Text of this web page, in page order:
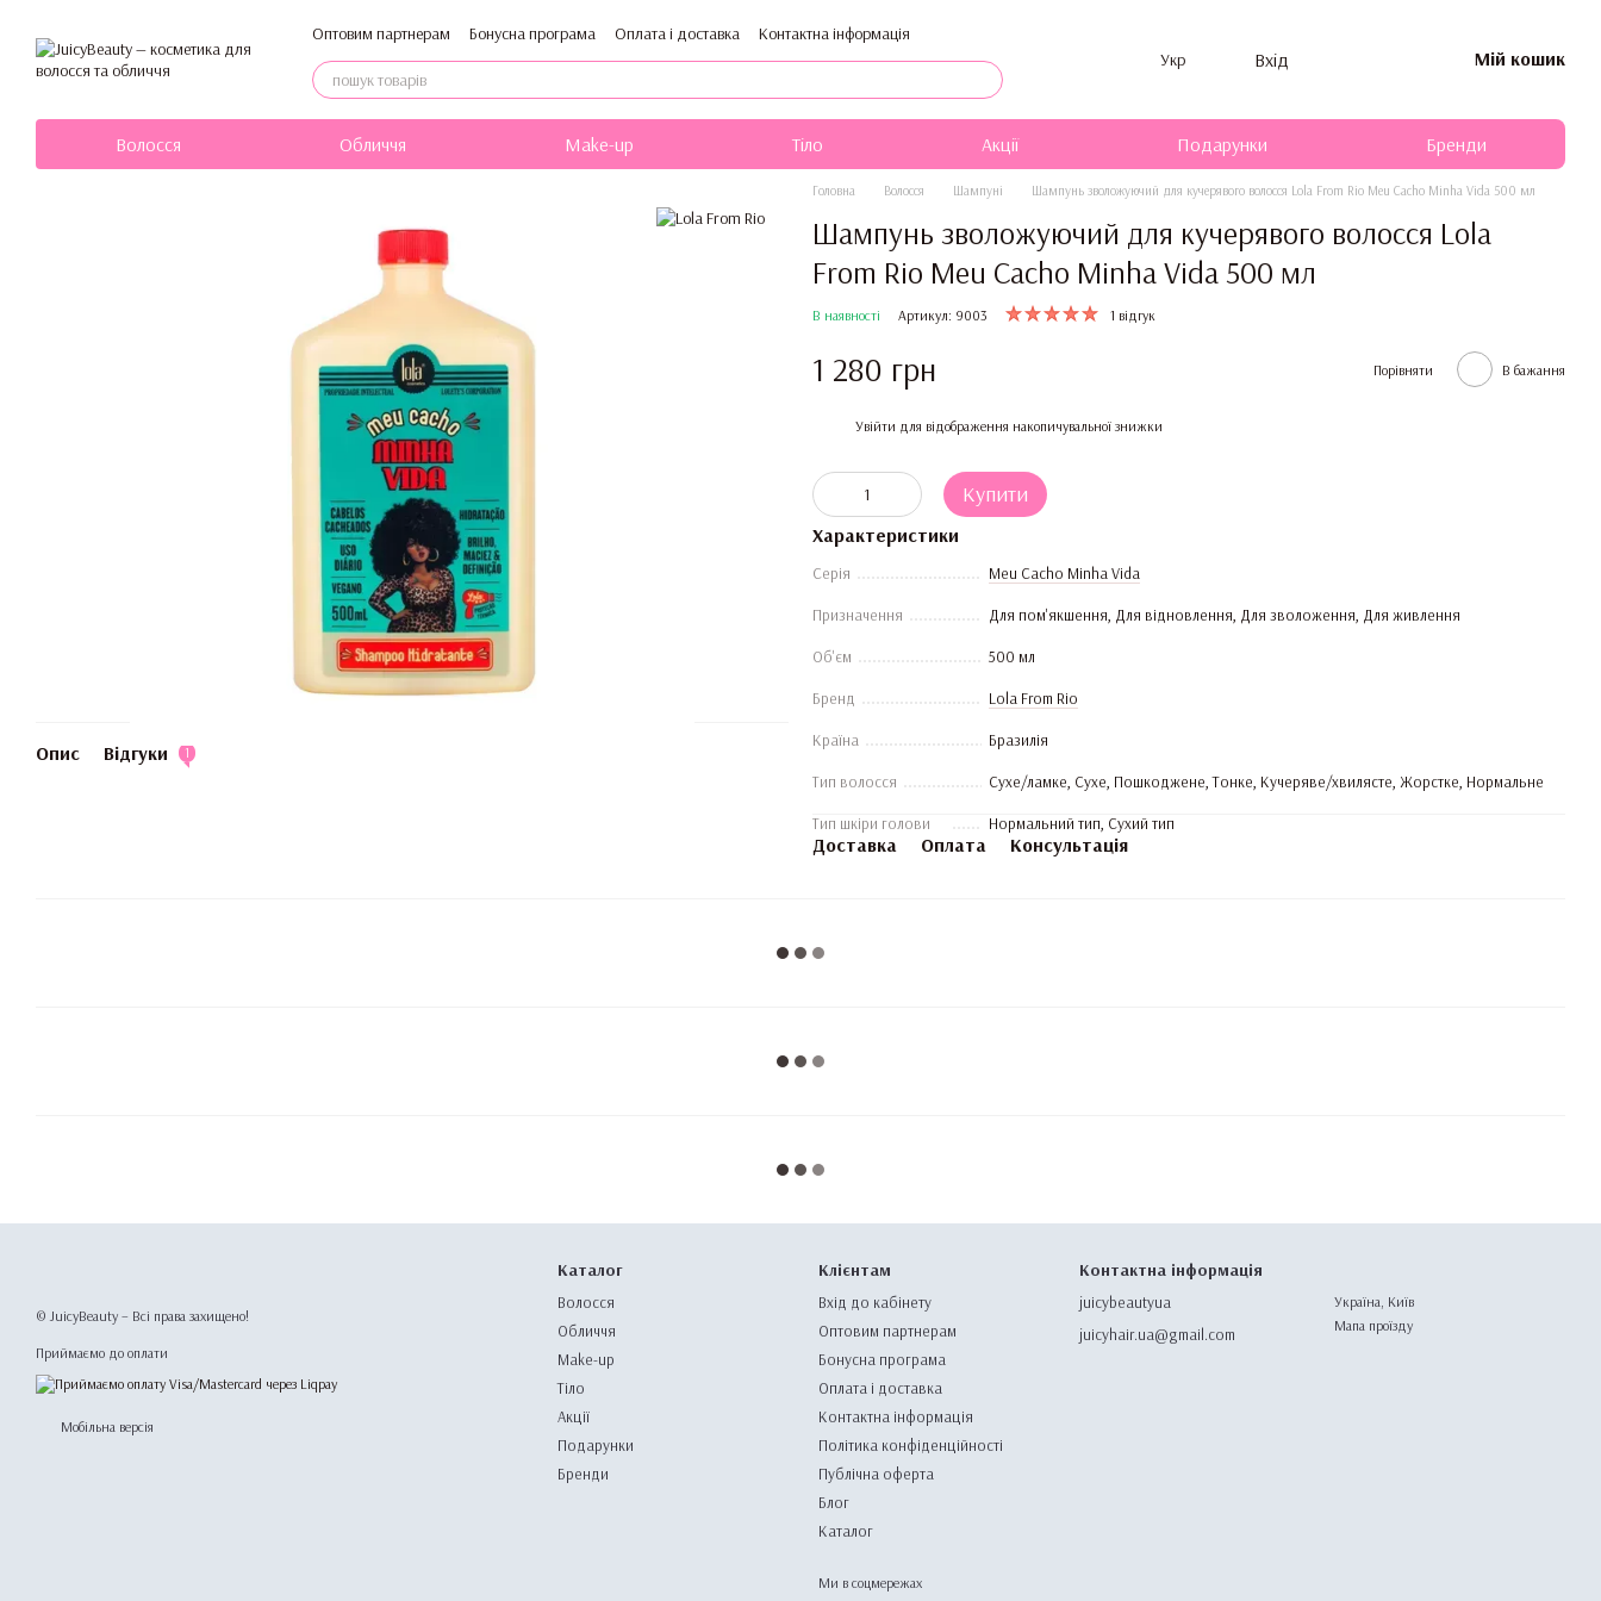
Оптовим партнерам Бонусна програма Оплата і доставка
Контактна інформація
Політика конфіденційності
Публічна оферта Блог Каталог Укр Вхід Мій кошик
Волосся Обличчя Make-up Тіло Акції Подарунки Бренди
Опис Відгуки 1
Головна Волосся Шампуні Шампунь зволожуючий для кучерявого волосся Lola From Rio Meu Cacho Minha Vida 500 мл
Шампунь зволожуючий для кучерявого волосся Lola
From Rio Meu Cacho Minha Vida 500 мл
В наявності Артикул: 9003 1 відгук
1 280 грн Порівняти В бажання
Увійти для відображення накопичувальної знижки
Купити
Характеристики
Серія Meu Cacho Minha Vida
Призначення Для пом'якшення, Для відновлення, Для зволоження, Для живлення
Об'єм 500 мл
Бренд Lola From Rio
Країна Бразилія
Тип волосся Сухе/ламке, Сухе, Пошкоджене, Тонке, Кучеряве/хвилясте, Жорстке, Нормальне
Тип шкіри голови Нормальний тип, Сухий тип
Доставка Оплата Консультація
© JuicyBeauty – Всі права захищено!
Приймаємо до оплати
Мобільна версія
Каталог
Волосся
Обличчя
Make-up
Тіло
Акції
Подарунки
Бренди
Клієнтам
Вхід до кабінету
Оптовим партнерам
Бонусна програма
Оплата і доставка
Контактна інформація
Політика конфіденційності
Публічна оферта
Блог
Каталог
Ми в соцмережах
Контактна інформація
juicybeautyua
juicyhair.ua@gmail.com
Україна, Київ
Мапа проїзду